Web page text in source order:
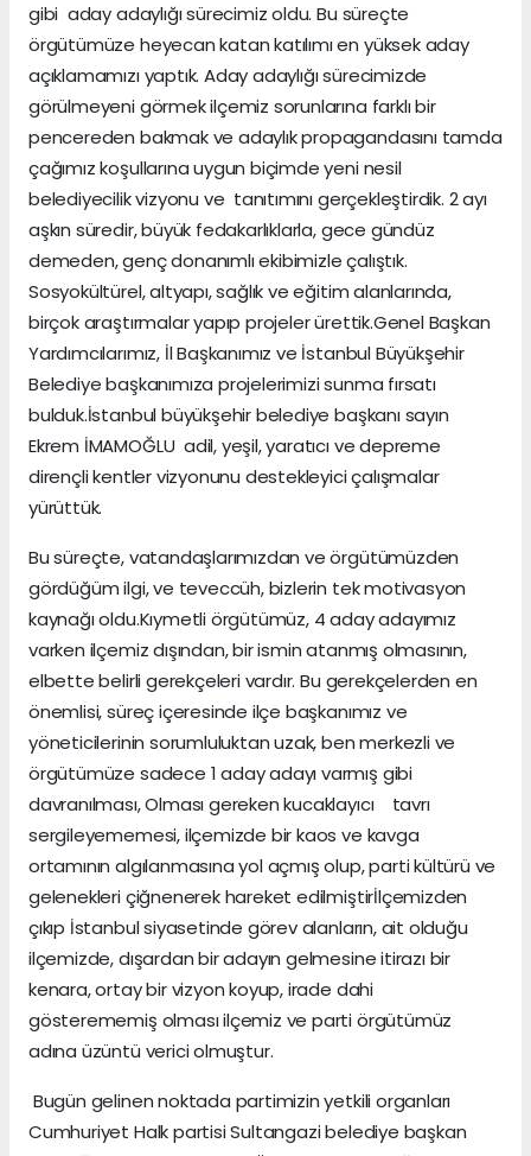
gibi aday adaylığı sürecimiz oldu. Bu süreçte
örgütümüze heyecan katan katılımı en yüksek aday
açıklamamızı yaptık. Aday adaylığı sürecimizde
görülmeyeni görmek ilçemiz sorunlarına farklı bir
pencereden bakmak ve adaylık propagandasını tamda
çağımız koşullarına uygun biçimde yeni nesil
belediyecilik vizyonu ve tanıtımını gerçekleştirdik. 2 ayı
aşkın süredir, büyük fedakarlıklarla, gece gündüz
demeden, genç donanımlı ekibimizle çalıştık.
Sosyokültürel, altyapı, sağlık ve eğitim alanlarında,
birçok araştırmalar yapıp projeler ürettik.Genel Başkan
Yardımcılarımız, İl Başkanımız ve İstanbul Büyükşehir
Belediye başkanımıza projelerimizi sunma fırsatı
bulduk.İstanbul büyükşehir belediye başkanı sayın
Ekrem İMAMOĞLU adil, yeşil, yaratıcı ve depreme
dirençli kentler vizyonunu destekleyici çalışmalar
yürüttük.
Bu süreçte, vatandaşlarımızdan ve örgütümüzden
gördüğüm ilgi, ve teveccüh, bizlerin tek motivasyon
kaynağı oldu.Kıymetli örgütümüz, 4 aday adayımız
varken ilçemiz dışından, bir ismin atanmış olmasının,
elbette belirli gerekçeleri vardır. Bu gerekçelerden en
önemlisi, süreç içeresinde ilçe başkanımız ve
yöneticilerinin sorumluluktan uzak, ben merkezli ve
örgütümüze sadece 1 aday adayı varmış gibi
davranılması, Olması gereken kucaklayıcı tavrı
sergileyememesi, ilçemizde bir kaos ve kavga
ortamının algılanmasına yol açmış olup, parti kültürü ve
gelenekleri çiğnenerek hareket edilmiştirİlçemizden
çıkıp İstanbul siyasetinde görev alanların, ait olduğu
ilçemizde, dışardan bir adayın gelmesine itirazı bir
kenara, ortay bir vizyon koyup, irade dahi
gösterememiş olması ilçemiz ve parti örgütümüz
adına üzüntü verici olmuştur.
Bugün gelinen noktada partimizin yetkili organları
Cumhuriyet Halk partisi Sultangazi belediye başkan